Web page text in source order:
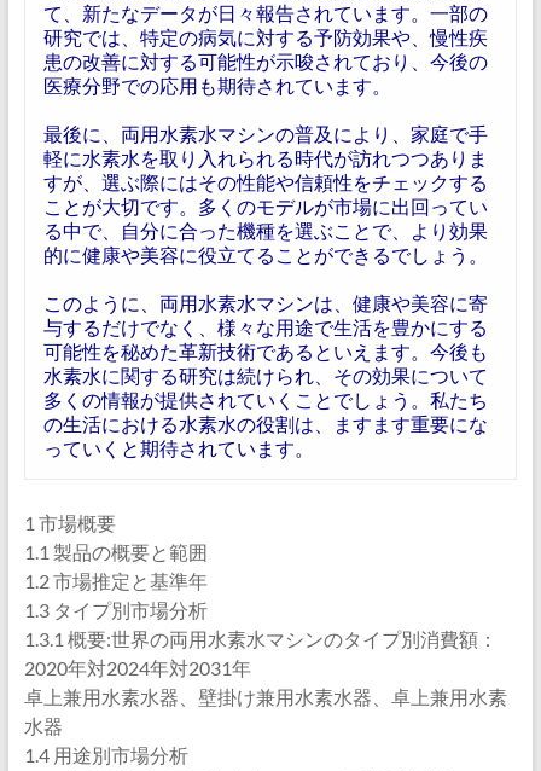
て、新たなデータが日々報告されています。一部の
研究では、特定の病気に対する予防効果や、慢性疾
患の改善に対する可能性が示唆されており、今後の
医療分野での応用も期待されています。
最後に、両用水素水マシンの普及により、家庭で手
軽に水素水を取り入れられる時代が訪れつつありま
すが、選ぶ際にはその性能や信頼性をチェックする
ことが大切です。多くのモデルが市場に出回ってい
る中で、自分に合った機種を選ぶことで、より効果
的に健康や美容に役立てることができるでしょう。
このように、両用水素水マシンは、健康や美容に寄
与するだけでなく、様々な用途で生活を豊かにする
可能性を秘めた革新技術であるといえます。今後も
水素水に関する研究は続けられ、その効果について
多くの情報が提供されていくことでしょう。私たち
の生活における水素水の役割は、ますます重要にな
っていくと期待されています。
1 市場概要
1.1 製品の概要と範囲
1.2 市場推定と基準年
1.3 タイプ別市場分析
1.3.1 概要:世界の両用水素水マシンのタイプ別消費額：
2020年対2024年対2031年
卓上兼用水素水器、壁掛け兼用水素水器、卓上兼用水素
水器
1.4 用途別市場分析